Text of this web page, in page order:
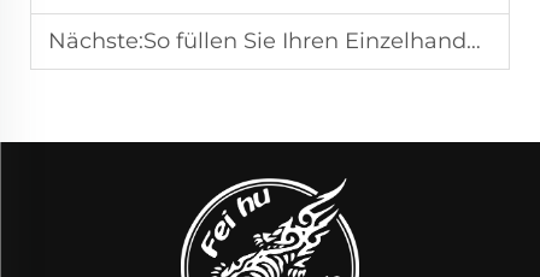
Nächste:So füllen Sie Ihren Einzelhandelsladen mit den richtigen Rasentrimmer-Modellen auf